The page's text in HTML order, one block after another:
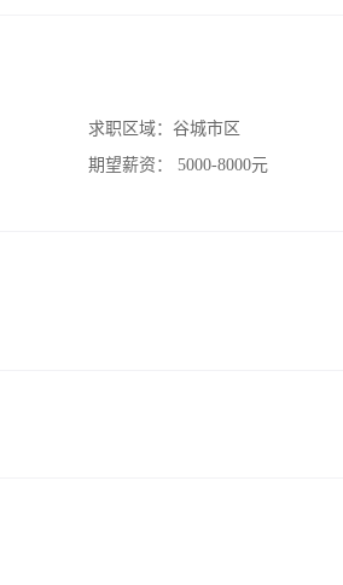
求职区域： 谷城市区
期望薪资：
5000-8000元